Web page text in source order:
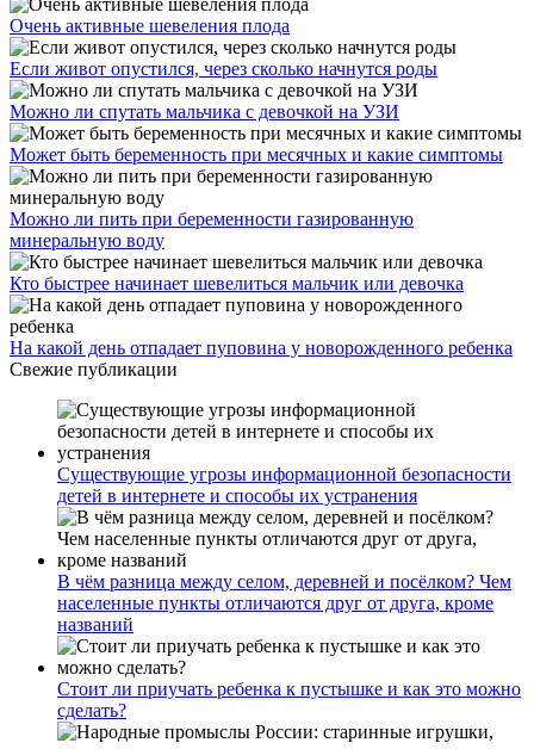
Очень активные шевеления плода
Если живот опустился, через сколько начнутся роды
Можно ли спутать мальчика с девочкой на УЗИ
Может быть беременность при месячных и какие симптомы
Можно ли пить при беременности газированную
минеральную воду
Кто быстрее начинает шевелиться мальчик или девочка
На какой день отпадает пуповина у новорожденного ребенка
Свежие публикации
Существующие угрозы информационной безопасности
детей в интернете и способы их устранения
В чём разница между селом, деревней и посёлком? Чем
населенные пункты отличаются друг от друга, кроме
названий
Стоит ли приучать ребенка к пустышке и как это можно
сделать?